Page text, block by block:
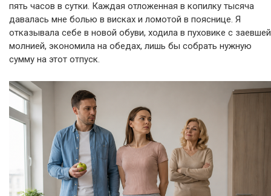
пять часов в сутки. Каждая отложенная в копилку тысяча
давалась мне болью в висках и ломотой в пояснице. Я
отказывала себе в новой обуви, ходила в пуховике с заевшей
молнией, экономила на обедах, лишь бы собрать нужную
сумму на этот отпуск.